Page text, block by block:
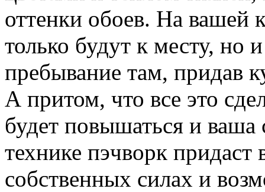
оттенки обоев. На вашей
только будут к месту, но
пребывание там, придав
А притом, что все это
будет повышаться и ваша
технике пэчворк придаст
собственных силах и